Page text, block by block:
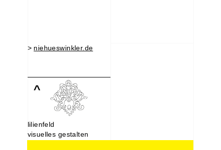
> niehueswinkler.de
^
lilienfeld
visuelles gestalten